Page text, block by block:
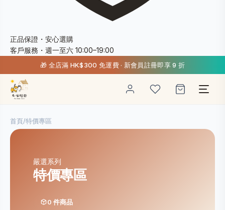
正品保證・安心選購
客戶服務・週一至六 10:00–19:00
🎁 全店滿 HK$300 免運費 · 新會員註冊即享 9 折
首頁/特價專區
嚴選系列
特價專區
0 件商品